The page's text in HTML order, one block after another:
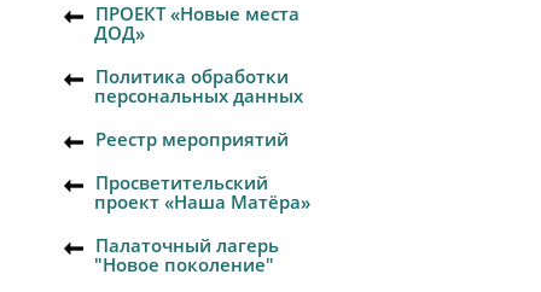
ПРОЕКТ «Новые места
ДОД»
Политика обработки
персональных данных
Реестр мероприятий
Просветительский
проект «Наша Матёра»
Палаточный лагерь
"Новое поколение"